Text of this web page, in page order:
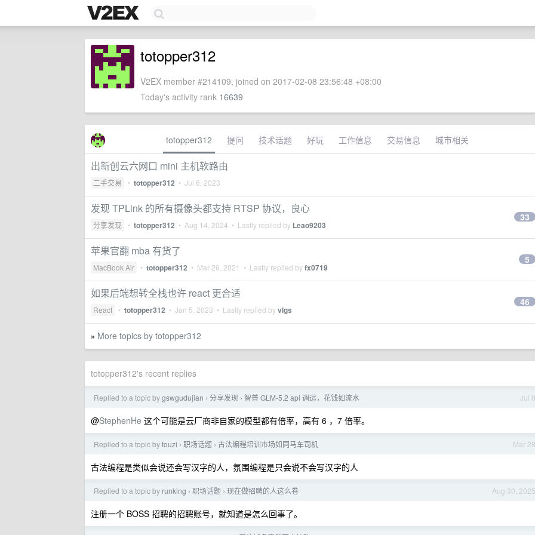
totopper312
V2EX member #214109, joined on 2017-02-08 23:56:48 +08:00
Today's activity rank 16639
totopper312 提问 技术话题 好玩 工作信息 交易信息 城市相关
出新创云六网口 mini 主机软路由
二手交易 • totopper312 • Jul 6, 2023
发现 TPLink 的所有摄像头都支持 RTSP 协议，良心
分享发现 • totopper312 • Aug 14, 2024 • Lastly replied by Leao9203
33
苹果官翻 mba 有货了
MacBook Air • totopper312 • Mar 26, 2021 • Lastly replied byfx0719
5
如果后端想转全栈也许 react 更合适
React • totopper312 • Jan 5, 2023 • Lastly replied byvlgs
46
» More topics by totopper312
totopper312's recent replies
Jul 8
Replied to a topic bygswgudujian › 分享发现 › 智普 GLM-5.2 api 调运，花钱如流水
@StephenHe 这个可能是云厂商非自家的模型都有倍率，高有 6 ，7 倍率。
Mar 28
Replied to a topic bytouzi › 职场话题 › 古法编程培训市场如同马车司机
古法编程是类似会说还会写汉字的人，氛围编程是只会说不会写汉字的人
Aug 30, 2025
Replied to a topic by runking › 职场话题 › 现在做招聘的人这么卷
注册一个 BOSS 招聘的招聘账号，就知道是怎么回事了。